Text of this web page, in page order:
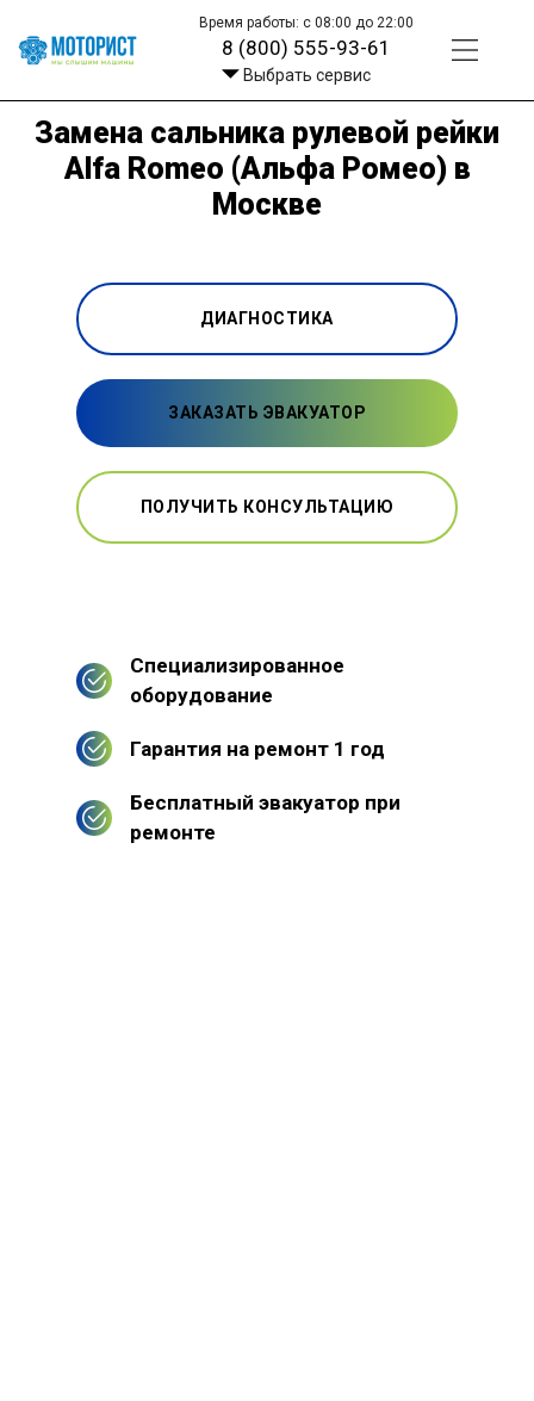
Время работы: с 08:00 до 22:00
8 (800) 555-93-61
Выбрать сервис
Замена сальника рулевой рейки
Alfa Romeo (Альфа Ромео) в
Москве
ДИАГНОСТИКА
ЗАКАЗАТЬ ЭВАКУАТОР
ПОЛУЧИТЬ КОНСУЛЬТАЦИЮ
Специализированное
оборудование
Гарантия на ремонт 1 год
Бесплатный эвакуатор при
ремонте